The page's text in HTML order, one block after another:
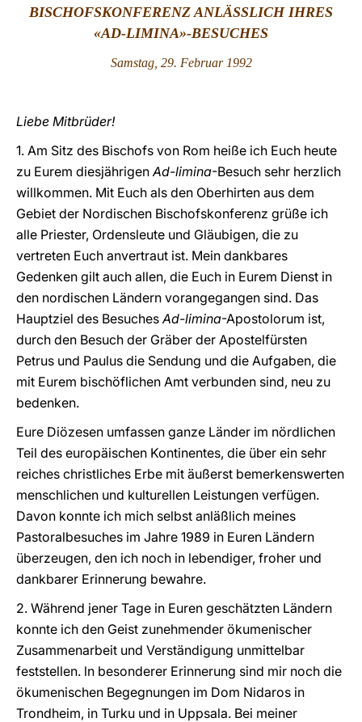
BISCHOFSKONFERENZ ANLÄSSLICH IHRES
«AD-LIMINA»-BESUCHES
Samstag, 29. Februar 1992
Liebe Mitbrüder!
1. Am Sitz des Bischofs von Rom heiße ich Euch heute
zu Eurem diesjährigenAd-limina-Besuch sehr herzlich
willkommen. Mit Euch als den Oberhirten aus dem
Gebiet der Nordischen Bischofskonferenz grüße ich
alle Priester, Ordensleute und Gläubigen, die zu
vertreten Euch anvertraut ist. Mein dankbares
Gedenken gilt auch allen, die Euch in Eurem Dienst in
den nordischen Ländern vorangegangen sind. Das
Hauptziel des BesuchesAd-limina-Apostolorum ist,
durch den Besuch der Gräber der Apostelfürsten
Petrus und Paulus die Sendung und die Aufgaben, die
mit Eurem bischöflichen Amt verbunden sind, neu zu
bedenken.
Eure Diözesen umfassen ganze Länder im nördlichen
Teil des europäischen Kontinentes, die über ein sehr
reiches christliches Erbe mit äußerst bemerkenswerten
menschlichen und kulturellen Leistungen verfügen.
Davon konnte ich mich selbst anläßlich meines
Pastoralbesuches im Jahre 1989 in Euren Ländern
überzeugen, den ich noch in lebendiger, froher und
dankbarer Erinnerung bewahre.
2. Während jener Tage in Euren geschätzten Ländern
konnte ich den Geist zunehmender ökumenischer
Zusammenarbeit und Verständigung unmittelbar
feststellen. ln besonderer Erinnerung sind mir noch die
ökumenischen Begegnungen im Dom Nidaros in
Trondheim, in Turku und in Uppsala. Bei meiner